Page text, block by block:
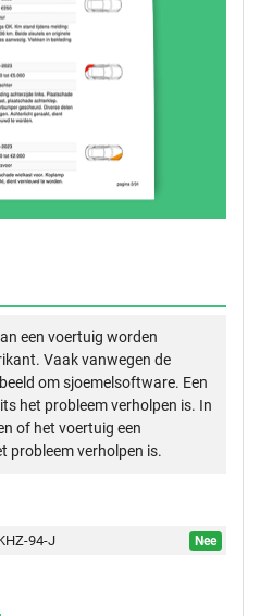
een voertuig worden
Vaak vanwegen de
om sjoemelsoftware. Een
het probleem verholpen is. In
of het voertuig een
probleem verholpen is.
94-J
Nee